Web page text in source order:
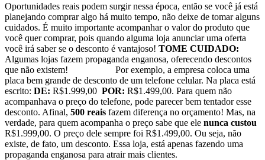
Oportunidades reais podem surgir nessa época, então se você já está
planejando comprar algo há muito tempo, não deixe de tomar alguns
cuidados. É muito importante acompanhar o valor do produto que
você quer comprar, pois quando alguma loja anunciar uma oferta
você irá saber se o desconto é vantajoso! TOME CUIDADO:
Algumas lojas fazem propaganda enganosa, oferecendo descontos
que não existem! Por exemplo, a empresa coloca uma
placa bem grande de desconto de um telefone celular. Na placa está
escrito: DE: R$1.999,00 POR: R$1.499,00. Para quem não
acompanhava o preço do telefone, pode parecer bem tentador esse
desconto. Afinal, 500 reais fazem diferença no orçamento! Mas, na
verdade, para quem acompanha o preço sabe que ele nunca custou
R$1.999,00. O preço dele sempre foi R$1.499,00. Ou seja, não
existe, de fato, um desconto. Essa loja, está apenas fazendo uma
propaganda enganosa para atrair mais clientes.